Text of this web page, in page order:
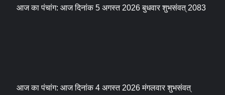
आज का पंचांग: आज दिनांक 5 अगस्त 2026 बुधवार शुभसंवत् 2083
आज का पंचांग: आज दिनांक 4 अगस्त 2026 मंगलवार शुभसंवत्